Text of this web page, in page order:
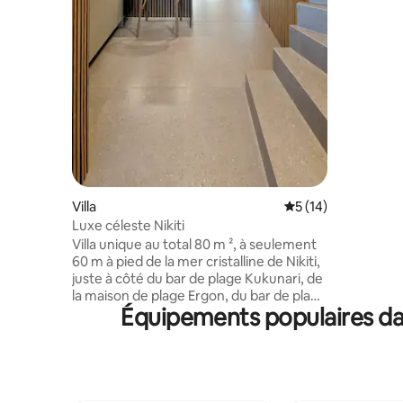
Villa Évaluation
5 (14)
Luxe céleste Nikiti
Villa unique au total 80 m ², à seulement
60 m à pied de la mer cristalline de Nikiti,
juste à côté du bar de plage Kukunari, de
la maison de plage Ergon, du bar de plage
AMO et à seulement 1 km à pied du
centre de Nikiti ! Fraîchement rénové en
Équipements populaires